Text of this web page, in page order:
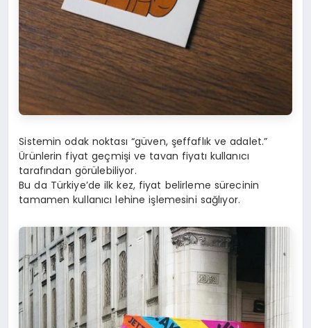
Sistemin odak noktası “güven, şeffaflık ve adalet.”
Ürünlerin fiyat geçmişi ve tavan fiyatı kullanıcı
tarafından görülebiliyor.
Bu da Türkiye’de ilk kez, fiyat belirleme sürecinin
tamamen kullanıcı lehine işlemesini sağlıyor.